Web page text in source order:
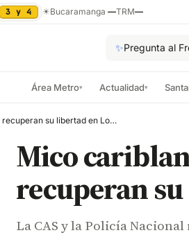
3 y 4 ☀Bucaramanga —TRM—
✨Pregunta al
Área Metro▾ Actualidad▾
Mico cariblanco y tortugas morrocoy recuperan su libertad en Los Santos
Mico
recuperan
La CAS y la Policía